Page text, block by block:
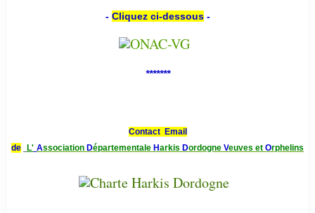
- Cliquez ci-dessous-
*******
Contact Email
de
L' Association Départementale Harkis Dordogne Veuves et Orphelins